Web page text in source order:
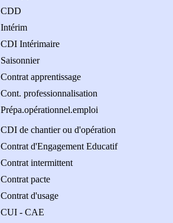
CDD
Intérim
CDI Intérimaire
Saisonnier
Contrat apprentissage
Cont. professionnalisation
Prépa.opérationnel.emploi
CDI de chantier ou d'opération
Contrat d'Engagement Educatif
Contrat intermittent
Contrat pacte
Contrat d'usage
CUI - CAE